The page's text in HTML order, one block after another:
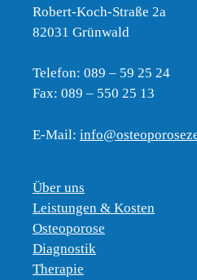
Robert-Koch-Straße 2a
82031 Grünwald
Telefon: 089 – 59 25 24
Fax: 089 – 550 25 13
E-Mail:
Über uns
Leistungen & Kosten
Osteoporose
Diagnostik
Therapie